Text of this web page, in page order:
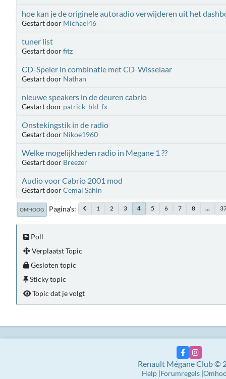
hoe kan je de originele autoradio verwijderen uit het
Gestart door Michael46
tuner list
Gestart doorfitz
CD-Speler in combinatie met CD-Wisselaar
Gestart door Nathan
nieuwe speakers in de deuren cabrio
Gestart door patrick_bld_fx
Onstekingstik in de radio
Gestart door Nikoe1960
Welke mogelijkheden radio in Megane 1 ??
Gestart door Breezer
Audio voor Cabrio 2001 mod
Gestart doorCemal Sahin
OMHOOG Pagina's 1 2 3 4 5 6 7 8 ...
Poll
Verplaatst Topic
Gesloten topic
Sticky topic
Topic dat je volgt
Renault Mégane Club ©
Help Forumregels